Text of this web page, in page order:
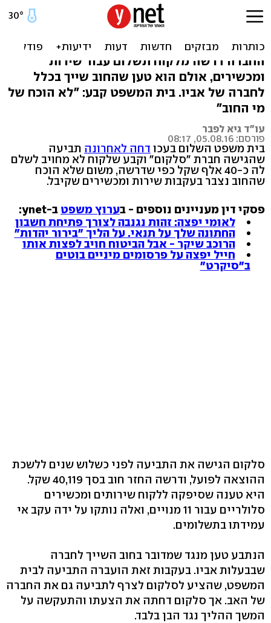
ניצח את סלקום: לא ישלם
החברה דרשה מלקוח תשלום עבור שירות
ומכשירים, אולם הוא טען שהחוב שייך בכלל
לחברה של אביו. בית המשפט קבע: "לא הוכח של
מי החוב"
עו"ד גיא לפבר
פורסם: 05.08.16, 08:17
בית משפט השלום בעכו דחה לאחרונה תביעה
שהגישה חברת "סלקום" וקבע שלקוח לא מחויב לשלם
לה כ-40 אלף שקל כפי שדרשה, משום שלא הוכח
שהחוב נצבר בעקבות שירות ומכשירים שקיבל.
פסקי דין מעניינים נוספים - בערוץ משפט ב-ynet:
לאומי יפצה: זהות נגנבה לצורך פתיחת חשבון
החתונה שלך על תנאי. על הליך "בירור יהדות"
הרוכב שיקר - אבל הביטוח חויב לפצות אותו
חייל יפצה על פרסומים מיניים בוטים
ב"סיקרט"
סלקום הגישה את התביעה לפני כשלוש שנים ללשכת
ההוצאה לפועל, ודרשה החזר חוב בסך 40,119 שקל.
היא טענה שסיפקה ללקוח שירותים ומכשירים
סלולריים עבור 11 מנויים, ואלה נותקו על ידה עקב אי
עמידתו בתשלומים.
הנתבע טען מנגד שמדובר בחוב השייך לחברה
שבבעלות אביו. בעקבות זאת הועברה התביעה לבית
המשפט, שהציע לסלקום לצרף לתביעה גם את החברה
של האב. אך סלקום דחתה את הצעתו והתעקשה על
המשך ההליך נגד הבן בלבד.